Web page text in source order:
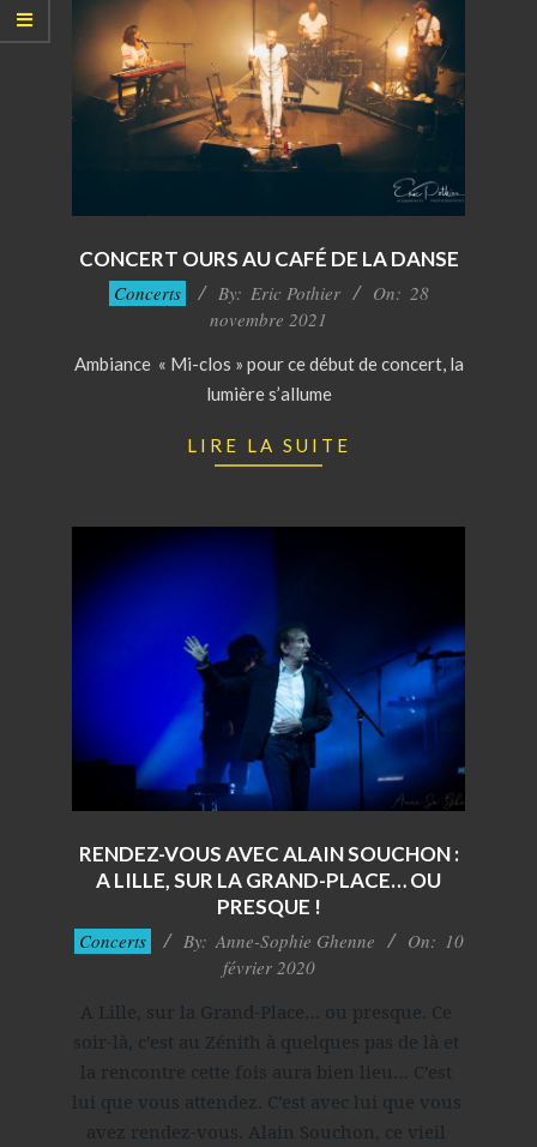
CONCERT OURS AU CAFÉ DE LA DANSE
2021-Concerts By: Eric Pothier On: 28
novembre 2021
Ambiance « Mi-clos » pour ce début de concert, la
lumière s’allume
LIRE LA SUITE
RENDEZ-VOUS AVEC ALAIN SOUCHON :
A LILLE, SUR LA GRAND-PLACE… OU
PRESQUE !
2020-
Concerts By: Anne-Sophie Ghenne On: 10
février 2020
A Lille, sur la Grand-Place… ou presque. Ce
soir-là, c’est au Zénith à quelques pas de là et
la rencontre cette fois aura bien lieu… C’est
lui que vous attendez. C’est avec lui que vous
avez rendez-vous. Alain Souchon, ce vieil